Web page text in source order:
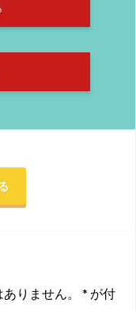
りません。 * が付